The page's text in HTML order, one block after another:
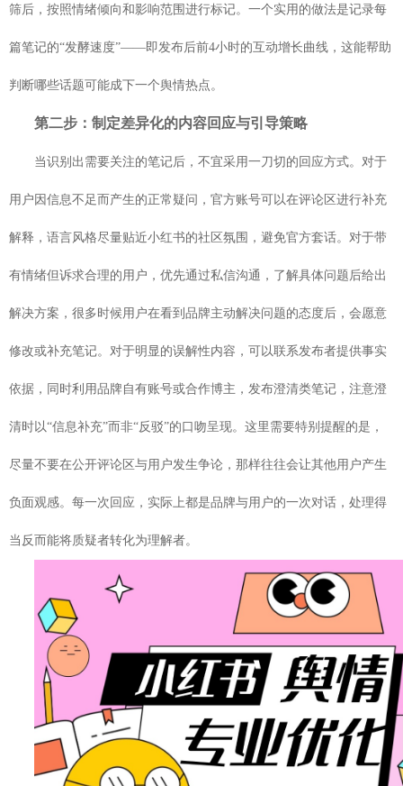
筛后，按照情绪倾向和影响范围进行标记。一个实用的做法是记录每
篇笔记的“发酵速度”——即发布后前4小时的互动增长曲线，这能帮助
判断哪些话题可能成下一个舆情热点。
第二步：制定差异化的内容回应与引导策略
当识别出需要关注的笔记后，不宜采用一刀切的回应方式。对于
用户因信息不足而产生的正常疑问，官方账号可以在评论区进行补充
解释，语言风格尽量贴近小红书的社区氛围，避免官方套话。对于带
有情绪但诉求合理的用户，优先通过私信沟通，了解具体问题后给出
解决方案，很多时候用户在看到品牌主动解决问题的态度后，会愿意
修改或补充笔记。对于明显的误解性内容，可以联系发布者提供事实
依据，同时利用品牌自有账号或合作博主，发布澄清类笔记，注意澄
清时以“信息补充”而非“反驳”的口吻呈现。这里需要特别提醒的是，
尽量不要在公开评论区与用户发生争论，那样往往会让其他用户产生
负面观感。每一次回应，实际上都是品牌与用户的一次对话，处理得
当反而能将质疑者转化为理解者。